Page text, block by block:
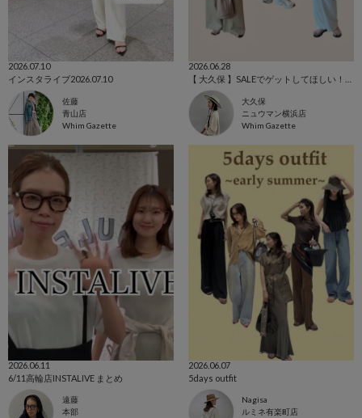
2026.07.10
インスタライブ2026.07.10
佐藤
青山店
Whim Gazette
2026.06.28
大久保
ニュウマン横浜店
Whim Gazette
2026.06.11
6/11高輪店INSTALIVE まとめ
遠藤
本部
2026.06.07
5days outfit
Nagisa
ルミネ有楽町店